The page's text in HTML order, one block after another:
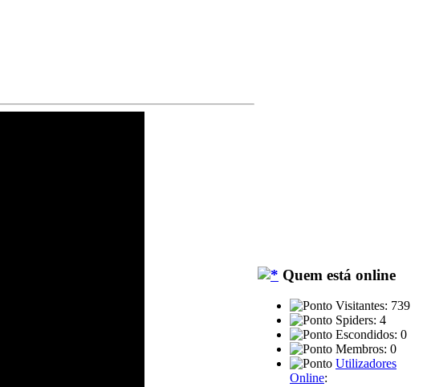
Quem está online
Visitantes: 739
Spiders: 4
Escondidos: 0
Membros: 0
Utilizadores
Online: